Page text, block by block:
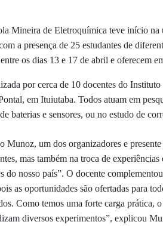
Mineira de Eletroquímica teve início
a presença de 25 estudantes de
os dias 13 e 17 de abril e oferecem
por cerca de 10 docentes do
em Ituiutaba. Todos atuam em
baterias e sensores, ou no estudo de
Munoz, um dos organizadores e
mas também na troca de
do nosso país”. O docente
as oportunidades são ofertadas para
Como temos uma forte carga
diversos experimentos”, explicou